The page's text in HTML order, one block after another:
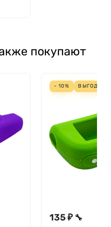
покупают
- 10% ВЫГОДА
135 ₽ 🔧